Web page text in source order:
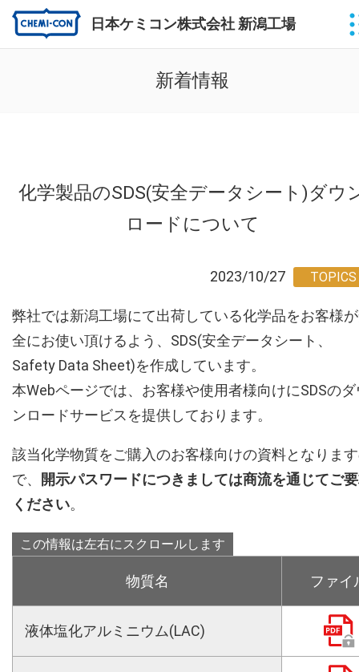
日本ケミコン株式会社 新潟工場
新着情報
化学製品のSDS(安全データシート)ダウ
ロードについて
2023/10/27
弊社では新潟工場にて出荷している化学品をお客様
全にお使い頂けるよう、SDS(安全データシート、
Safety Data Sheet)を作成しています。
本Webページでは、お客様や使用者様向けにSDSのダ
ンロードサービスを提供しております。
該当化学物質をご購入のお客様向けの資料となりま
で、
開示パスワードにつきましては商流を通じてご
ください。
物質名 ファイ
液体塩化アルミニウム(LAC)